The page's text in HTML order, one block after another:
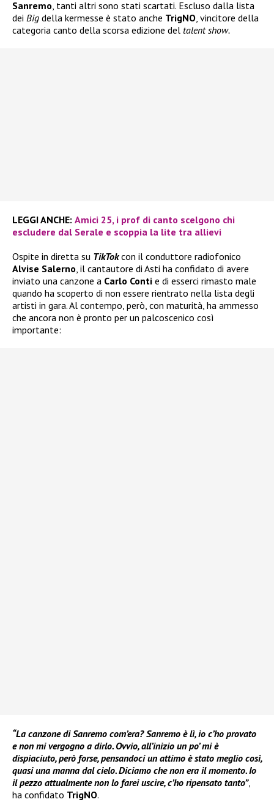
Sanremo, tanti altri sono stati scartati. Escluso dalla lista
dei Big della kermesse è stato anche TrigNO, vincitore della
categoria canto della scorsa edizione del talent show.
LEGGI ANCHE: Amici 25, i prof di canto scelgono chi
escludere dal Serale e scoppia la lite tra allievi
Ospite in diretta su TikTokcon il conduttore radiofonico
Alvise Salerno, il cantautore di Asti ha confidato di avere
inviato una canzone a Carlo Conti e di esserci rimasto male
quando ha scoperto di non essere rientrato nella lista degli
artisti in gara. Al contempo, però, con maturità, ha ammesso
che ancora non è pronto per un palcoscenico così
importante:
“La canzone di Sanremo com’era? Sanremo è lì, io c’ho provato
e non mi vergogno a dirlo. Ovvio, all’inizio un po’ mi è
dispiaciuto, però forse, pensandoci un attimo è stato meglio così,
quasi una manna dal cielo. Diciamo che non era il momento. Io
il pezzo attualmente non lo farei uscire, c’ho ripensato tanto”,
ha confidato TrigNO.